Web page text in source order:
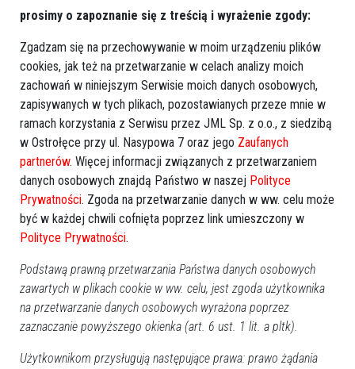
2014-08-07 12:52
prosimy o zapoznanie się z treścią i wyrażenie zgody:
Zgadzam się na przechowywanie w moim urządzeniu plików
cookies, jak też na przetwarzanie w celach analizy moich
zachowań w niniejszym Serwisie moich danych osobowych,
zapisywanych w tych plikach, pozostawianych przeze mnie w
ramach korzystania z Serwisu przez JML Sp. z o.o., z siedzibą
w Ostrołęce przy ul. Nasypowa 7 oraz jego Zaufanych
partnerów. Więcej informacji związanych z przetwarzaniem
danych osobowych znajdą Państwo w naszej Polityce
Prywatności. Zgoda na przetwarzanie danych w ww. celu może
być w każdej chwili cofnięta poprzez link umieszczony w
Polityce Prywatności.
Podstawą prawną przetwarzania Państwa danych osobowych
zawartych w plikach cookie w ww. celu, jest zgoda użytkownika
na przetwarzanie danych osobowych wyrażona poprzez
zaznaczanie powyższego okienka (art. 6 ust. 1 lit. a pltk).
Użytkownikom przysługują następujące prawa: prawo żądania